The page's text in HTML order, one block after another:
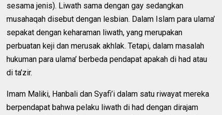
sesama jenis). Liwath sama dengan gay sedangkan
musahaqah disebut dengan lesbian. Dalam Islam para ulama’
sepakat dengan keharaman liwath, yang merupakan
perbuatan keji dan merusak akhlak. Tetapi, dalam masalah
hukuman para ulama’ berbeda pendapat apakah di had atau
di ta’zir.
Imam Maliki, Hanbali dan Syafi’i dalam satu riwayat mereka
berpendapat bahwa pelaku liwath di had dengan dirajam